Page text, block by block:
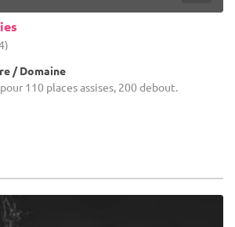
/ Domaine
110 places assises, 200 debout.